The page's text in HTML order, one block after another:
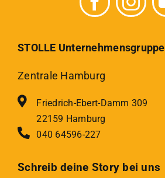
STOLLE Unternehmensgruppe
Zentrale Hamburg
Friedrich-Ebert-Damm 309
22159 Hamburg
040 64596-227
Schreib deine Story bei uns